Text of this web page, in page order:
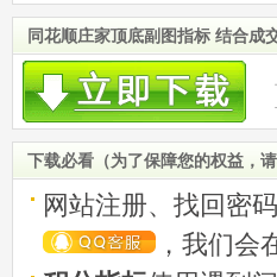
同花顺庄家顶底副图指标 结合成
下载必看（为了保障您的权益，
网站注册、找回密
，我们会